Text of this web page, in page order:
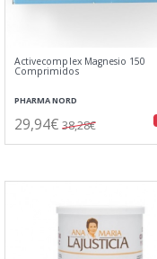
Activecomplex Magnesio 150
Comprimidos
PHARMA NORD
29,94€ 38,28€